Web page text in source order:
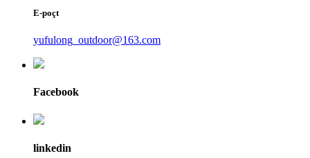
E-poçt
yufulong_outdoor@163.com
Facebook
linkedin